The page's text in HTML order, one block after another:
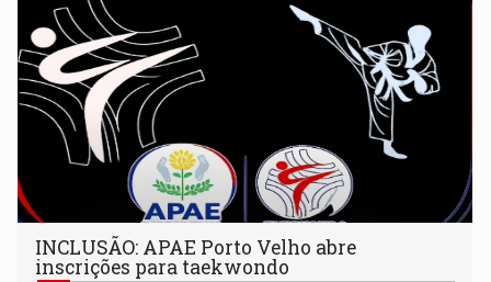
INCLUSÃO: APAE Porto Velho abre
inscrições para taekwondo